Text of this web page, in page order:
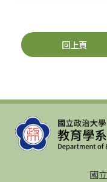
回上頁
國